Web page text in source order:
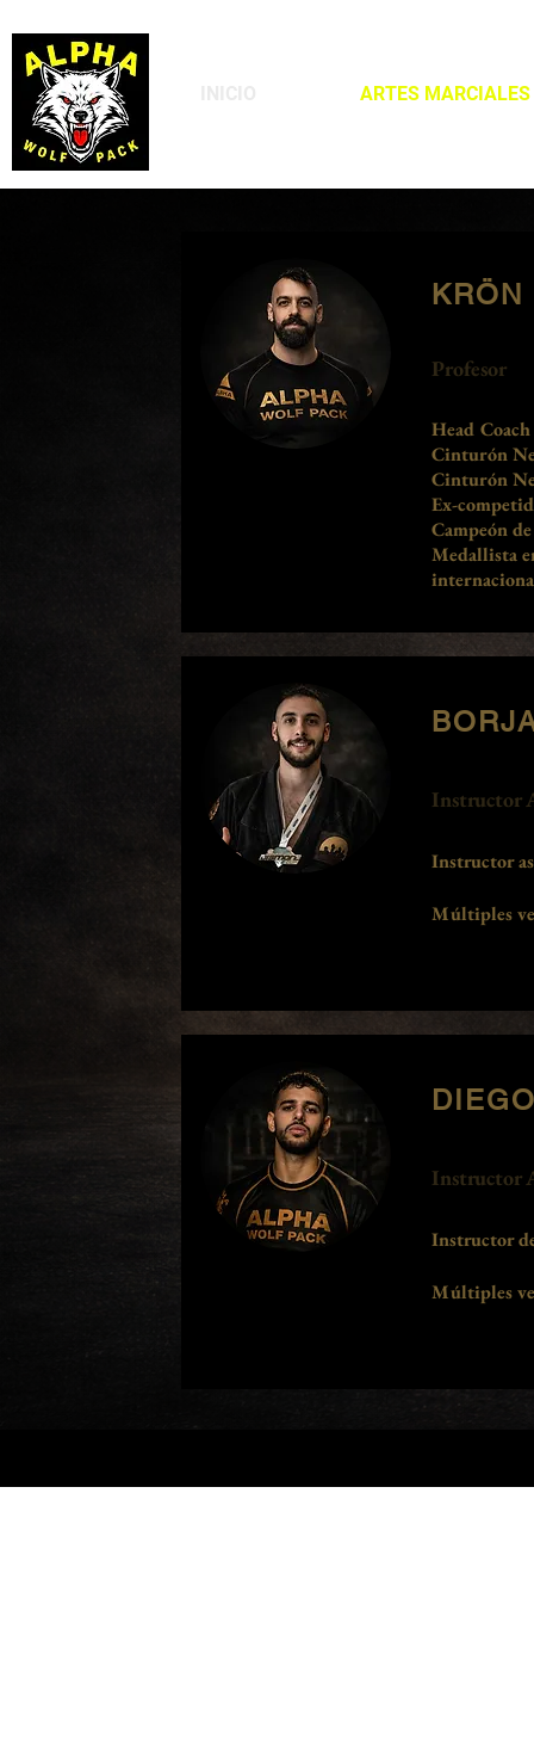
ARTES MARCIALES
Profesor
Head
Cinturón
Cinturón
Ex-
Campeón
Medallista
Instructor
Instructor
Múltiples
Instructor
Instructor
Múltiples